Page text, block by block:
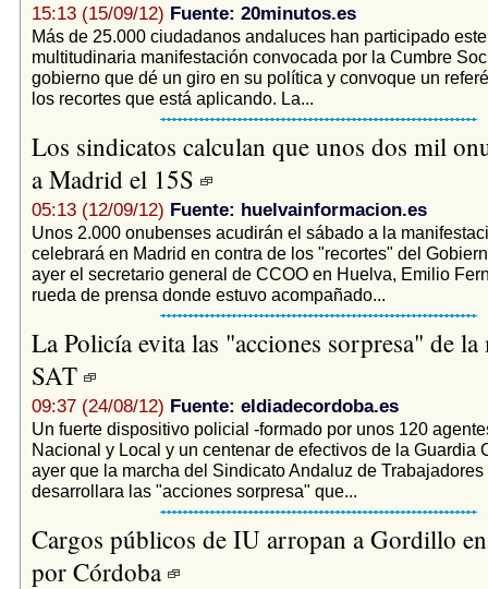
15:13 (15/09/12) Fuente: 20minutos.es
Más de 25.000 ciudadanos andaluces han participado
multitudinaria manifestación convocada por la Cumbre
gobierno que dé un giro en su política y convoque un
los recortes que está aplicando. La...
Los sindicatos calculan que unos dos mil
a Madrid el 15S
05:13 (12/09/12) Fuente: huelvainformacion.es
Unos 2.000 onubenses acudirán el sábado a la
celebrará en Madrid en contra de los "recortes" del
ayer el secretario general de CCOO en Huelva, Emilio
rueda de prensa donde estuvo acompañado...
La Policía evita las "acciones sorpresa" de la
SAT
09:37 (24/08/12) Fuente: eldiadecordoba.es
Un fuerte dispositivo policial -formado por unos 120
Nacional y Local y un centenar de efectivos de la Guardia
ayer que la marcha del Sindicato Andaluz de Trabajadores
desarrollara las "acciones sorpresa" que...
Cargos públicos de IU arropan a Gordillo
por Córdoba